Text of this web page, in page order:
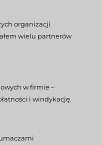
organizacji
wielu partnerów
w firmie –
i windykację.